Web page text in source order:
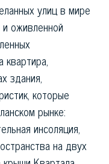
улиц в мире
оживленной
здания,
которые
рынке:
инсоляция,
на двух